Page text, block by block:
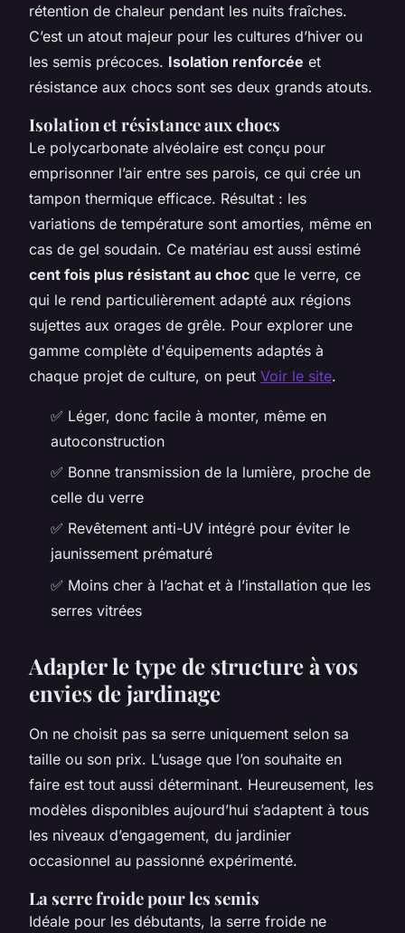
rétention de chaleur pendant les nuits fraîches.
C’est un atout majeur pour les cultures d’hiver ou
les semis précoces. Isolation renforcée et
résistance aux chocs sont ses deux grands atouts.
Isolation et résistance aux chocs
Le polycarbonate alvéolaire est conçu pour
emprisonner l’air entre ses parois, ce qui crée un
tampon thermique efficace. Résultat : les
variations de température sont amorties, même en
cas de gel soudain. Ce matériau est aussi estimé
cent fois plus résistant au choc que le verre, ce
qui le rend particulièrement adapté aux régions
sujettes aux orages de grêle. Pour explorer une
gamme complète d'équipements adaptés à
chaque projet de culture, on peut Voir le site.
✅ Léger, donc facile à monter, même en
autoconstruction
✅ Bonne transmission de la lumière, proche de
celle du verre
✅ Revêtement anti-UV intégré pour éviter le
jaunissement prématuré
✅ Moins cher à l’achat et à l’installation que les
serres vitrées
Adapter le type de structure à vos
envies de jardinage
On ne choisit pas sa serre uniquement selon sa
taille ou son prix. L’usage que l’on souhaite en
faire est tout aussi déterminant. Heureusement, les
modèles disponibles aujourd’hui s’adaptent à tous
les niveaux d’engagement, du jardinier
occasionnel au passionné expérimenté.
La serre froide pour les semis
Idéale pour les débutants, la serre froide ne